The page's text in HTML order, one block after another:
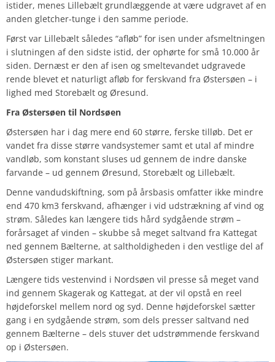
istider, menes Lillebælt grundlæggende at være udgravet af en
anden gletcher-tunge i den samme periode.
Først var Lillebælt således “afløb” for isen under afsmeltningen
i slutningen af den sidste istid, der ophørte for små 10.000 år
siden. Dernæst er den af isen og smeltevandet udgravede
rende blevet et naturligt afløb for ferskvand fra Østersøen – i
lighed med Storebælt og Øresund.
Fra Østersøen til Nordsøen
Østersøen har i dag mere end 60 større, ferske tilløb. Det er
vandet fra disse større vandsystemer samt et utal af mindre
vandløb, som konstant sluses ud gennem de indre danske
farvande – ud gennem Øresund, Storebælt og Lillebælt.
Denne vandudskiftning, som på årsbasis omfatter ikke mindre
end 470 km3 ferskvand, afhænger i vid udstrækning af vind og
strøm. Således kan længere tids hård sydgående strøm –
forårsaget af vinden – skubbe så meget saltvand fra Kattegat
ned gennem Bælterne, at saltholdigheden i den vestlige del af
Østersøen stiger markant.
Længere tids vestenvind i Nordsøen vil presse så meget vand
ind gennem Skagerak og Kattegat, at der vil opstå en reel
højdeforskel mellem nord og syd. Denne højdeforskel sætter
gang i en sydgående strøm, som dels presser saltvand ned
gennem Bælterne – dels stuver det udstrømmende ferskvand
op i Østersøen.